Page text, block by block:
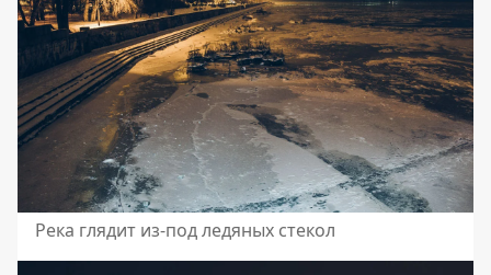
Река глядит из-под ледяных стекол